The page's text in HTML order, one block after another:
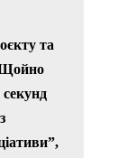
та
Щойно